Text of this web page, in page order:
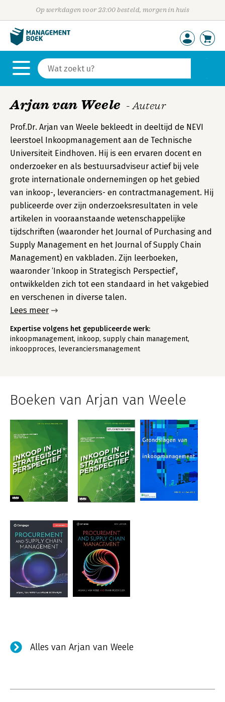
Op werkdagen voor 23:00 besteld, morgen in huis
Arjan van Weele - Auteur
Prof.Dr. Arjan van Weele bekleedt in deeltijd de NEVI
leerstoel Inkoopmanagement aan de Technische
Universiteit Eindhoven. Hij is een ervaren docent en
onderzoeker en als bestuursadviseur actief bij vele
grote internationale ondernemingen op het gebied
van inkoop-, leveranciers- en contractmanagement. Hij
publiceerde over zijn onderzoeksresultaten in vele
artikelen in vooraanstaande wetenschappelijke
tijdschriften (waaronder het Journal of Purchasing and
Supply Management en het Journal of Supply Chain
Management) en vakbladen. Zijn leerboeken,
waaronder ‘Inkoop in Strategisch Perspectief’,
ontwikkelden zich tot een standaard in het vakgebied
en verschenen in diverse talen.
Lees meer
Expertise volgens het gepubliceerde werk:
inkoopmanagement, inkoop, supply chain management,
inkoopproces, leveranciersmanagement
Boeken van Arjan van Weele
Alles van Arjan van Weele